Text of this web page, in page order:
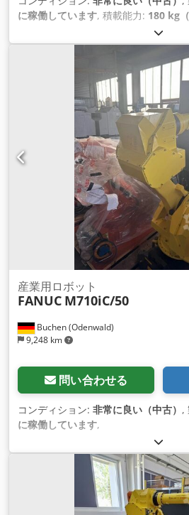
に稼働しています, 積載能力: 180 kg
Buchen (Odenwald)
9,248 km
産業用ロボット
FANUC M710iC/50
問い合わせる
コンディション: 非常に良い（中古） ,
に稼働しています,